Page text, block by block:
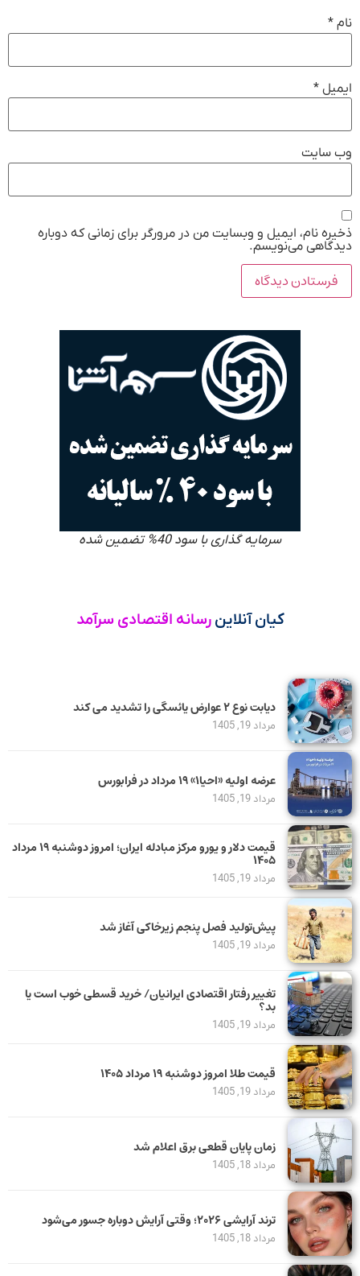
نام *
ایمیل *
وب‌ سایت
ذخیره نام، ایمیل و وبسایت من در مرورگر برای زمانی که دوباره
دیدگاهی می‌نویسم.
سرمایه گذاری با سود 40% تضمین شده
کیان آنلاین رسانه اقتصادی سرآمد
دیابت نوع ۲ عوارض یائسگی را تشدید می کند
مرداد 19, 1405
عرضه اولیه «احیا۱» ۱۹ مرداد در فرابورس
مرداد 19, 1405
قیمت دلار و یورو مرکز مبادله ایران؛ امروز دوشنبه ۱۹ مرداد
۱۴۰۵
مرداد 19, 1405
پیش‌تولید فصل پنجم زیرخاکی آغاز شد
مرداد 19, 1405
تغییر رفتار اقتصادی ایرانیان/ خرید قسطی خوب است یا
بد؟
مرداد 19, 1405
قیمت طلا امروز دوشنبه ۱۹ مرداد ۱۴۰۵
مرداد 19, 1405
زمان پایان قطعی برق اعلام شد
مرداد 18, 1405
ترند آرایشی ۲۰۲۶؛ وقتی آرایش دوباره جسور می‌شود
مرداد 18, 1405